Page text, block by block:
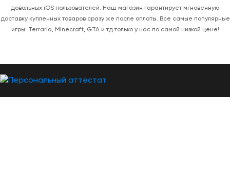
довольных iOS пользователей. Наш магазин гарантирует мгновенную
доставку купленных товаров сразу же после оплаты. Все самые популярные
игры: Terraria, Minecraft, GTA и тд только у нас по самой низкой цене!